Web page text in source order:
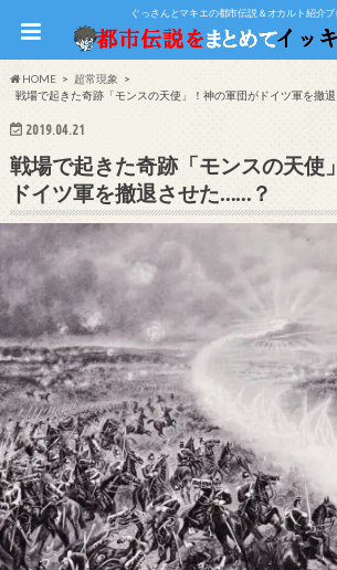
ぐっさんとマキエの都市伝説＆オカルト紹介ブ
HOME
超常現象
戦場で起きた奇跡「モンスの天使」！神の軍団がドイツ軍を撤
2019.04.21
戦場で起きた奇跡「モンスの天使
ドイツ軍を撤退させた……？